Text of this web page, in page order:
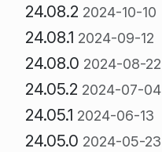
24.08.2 2024-10-10
24.08.1 2024-09-12
24.08.0 2024-08-22
24.05.2 2024-07-04
24.05.1 2024-06-13
24.05.0 2024-05-23